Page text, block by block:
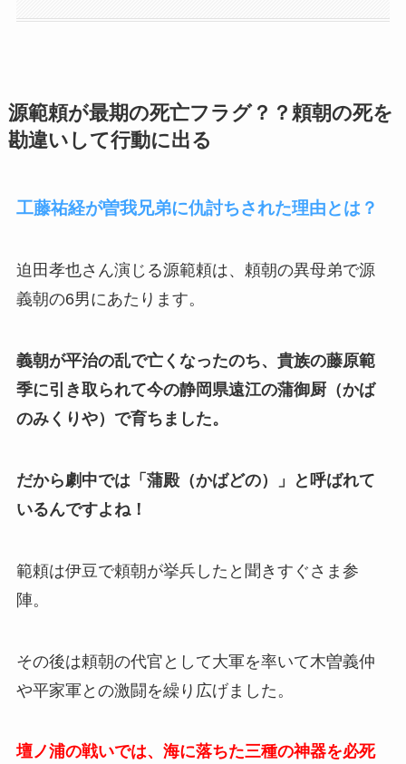
源範頼が最期の死亡フラグ？？頼朝の死を
勘違いして行動に出る
工藤祐経が曽我兄弟に仇討ちされた理由とは？
迫田孝也さん演じる源範頼は、頼朝の異母弟で源
義朝の6男にあたります。
義朝が平治の乱で亡くなったのち、貴族の藤原範
季に引き取られて今の静岡県遠江の蒲御厨（かば
のみくりや）で育ちました。
だから劇中では「蒲殿（かばどの）」と呼ばれて
いるんですよね！
範頼は伊豆で頼朝が挙兵したと聞きすぐさま参
陣。
その後は頼朝の代官として大軍を率いて木曽義仲
や平家軍との激闘を繰り広げました。
壇ノ浦の戦いでは、海に落ちた三種の神器を必死